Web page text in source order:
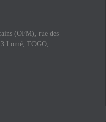
(OFM), rue des
Lomé, TOGO,